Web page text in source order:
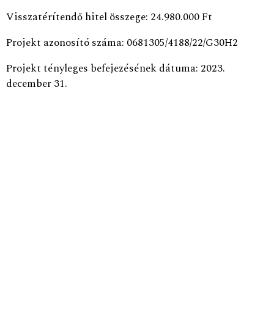
Visszatérítendő hitel összege: 24.980.000 Ft
Projekt azonosító száma: 0681305/4188/22/G30H2
Projekt tényleges befejezésének dátuma: 2023.
december 31.